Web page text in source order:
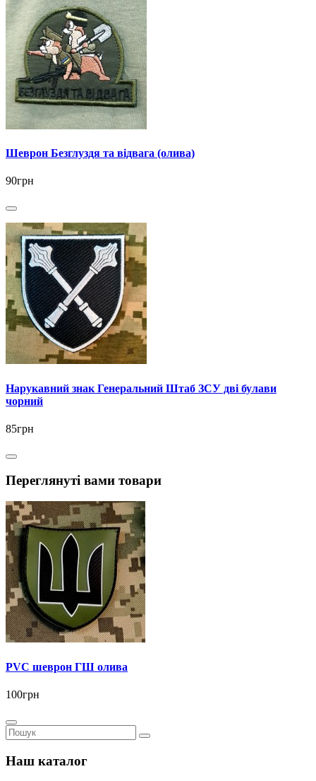
Шеврон Безглуздя та відвага (олива)
90грн
Нарукавний знак Генеральний Штаб ЗСУ дві булави
чорний
85грн
Переглянуті вами товари
PVC шеврон ГШ олива
100грн
Наш каталог